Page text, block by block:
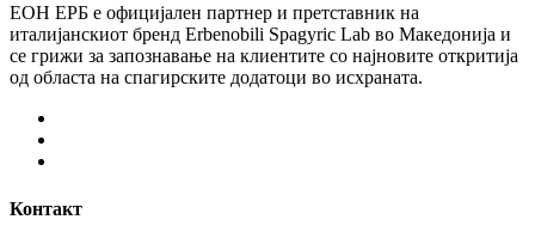
ЕОН ЕРБ е официјален партнер и претставник на
италијанскиот бренд Erbenobili Spagyric Lab во Македонија и
се грижи за запознавање на клиентите со најновите откритија
од областа на спагирските додатоци во исхраната.
Контакт